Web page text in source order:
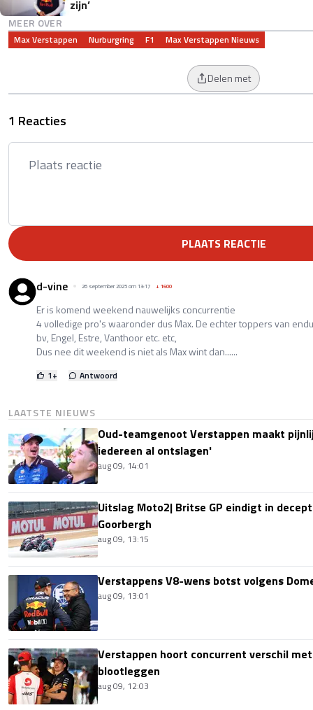
zijn’
MEER OVER
Max Verstappen Nurburgring F1 Max Verstappen Nieuws
Delen met
1 Reacties
PLAATS REACTIE
d-vine 26 september 2025 om 13:17 +1600
Er is komend weekend nauwelijks concurrentie
4 volledige pro's waaronder dus Max. De echter toppers van
bv, Engel, Estre, Vanthoor etc. etc,
Dus nee dit weekend is niet als Max wint dan......
1+ Antwoord
LAATSTE NIEUWS
Oud-teamgenoot Verstappen maakt
iedereen al ontslagen'
aug 09, 14:01
Uitslag Moto2| Britse GP eindigt in
Goorbergh
aug 09, 13:15
Verstappens V8-wens botst volgens
aug 09, 13:01
Verstappen hoort concurrent verschil
blootleggen
aug 09, 12:03